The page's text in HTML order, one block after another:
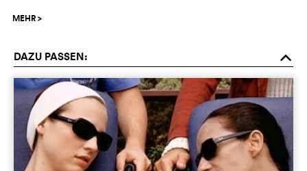
MEHR>
DAZU PASSEN: o